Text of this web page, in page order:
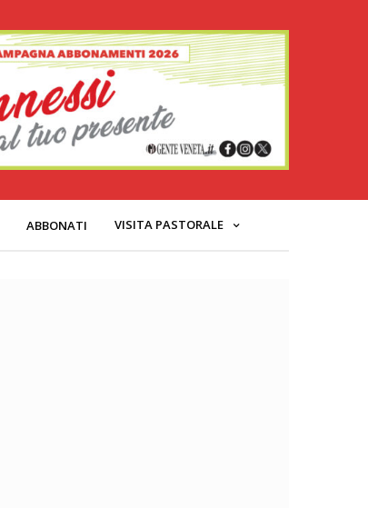
ABBONATI VISITA PASTORALE